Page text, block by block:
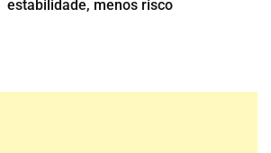
estabilidade, menos risco